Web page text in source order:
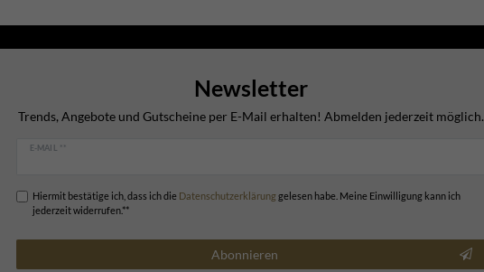
Newsletter
Trends, Angebote und Gutscheine per E-Mail erhalten! Abmelden jederzeit möglich.
E-MAIL **
Hiermit bestätige ich, dass ich die Daten­schutz­erklärunggelesen habe. Meine Einwilligung kann ich
jederzeit widerrufen.**
Abonnieren